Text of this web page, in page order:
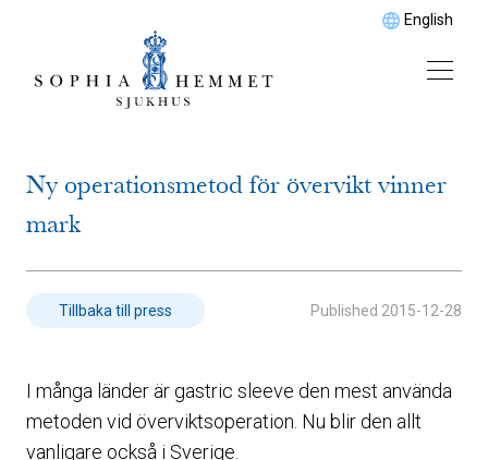
English
Ny operationsmetod för övervikt vinner
mark
Tillbaka till press Published 2015-12-28
I många länder är gastric sleeve den mest använda
metoden vid överviktsoperation. Nu blir den allt
vanligare också i Sverige.